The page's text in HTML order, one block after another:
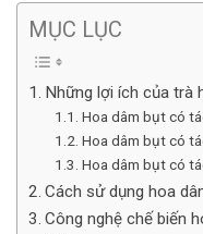
MỤC LỤC
Những lợi ích của trà
Hoa dâm bụt có
Hoa dâm bụt có
Hoa dâm bụt có
Cách sử dụng hoa
Công nghệ chế biến